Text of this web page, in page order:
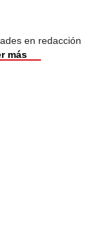
en redacción
más